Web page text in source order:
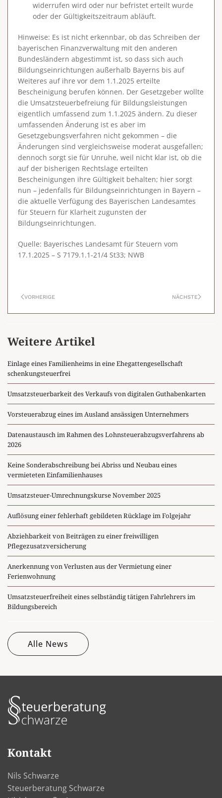
widerrufen wird oder nur befristet erteilt wurde
oder der Gültigkeitszeitraum abläuft.
Hinweise: Es ist nicht erkennbar, ob das Schreiben der
bayerischen Finanzverwaltung mit den anderen
Bundesländern abgestimmt ist, so dass sich auch
Bildungseinrichtungen außerhalb Bayerns bis auf
Weiteres auf ihre vor dem 1.1.2025 erteilte
Bescheinigung berufen können. Der Gesetzgeber wollte
die Umsatzsteuerbefreiung für Bildungsleistungen
eigentlich umfassend zum 1.1.2025 ändern. Zu dieser
umfassenden Änderung ist es aber im
Gesetzgebungsverfahren nicht gekommen – die
Änderungen sind vergleichsweise moderat ausgefallen;
dennoch sorgt sie für Unruhe, weil nicht klar ist, ob die
auf der bisherigen Rechtslage erteilten
Bescheinigungen ihre Gültigkeit behalten; hier sorgt
nun – jedenfalls für Bildungseinrichtungen in Bayern –
die aktuelle Verfügung des Bayerischen Landesamtes
für Steuern für Klarheit zugunsten der
Bildungseinrichtungen.
Quelle: Bayerisches Landesamt für Steuern vom
17.1.2025 – S 7179.1.1-21/4 St33; NWB
VORHERIGE NÄCHSTE
Weitere Artikel
Einlage eines Familienheims in eine Ehegattengesellschaft
schenkungsteuerfrei
Umsatzsteuerbarkeit des Verkaufs von digitalen Guthabenkarten
Vorsteuerabzug eines im Ausland ansässigen Unternehmers
Datenaustausch im Rahmen des Lohnsteuerabzugsverfahrens ab
2026
Keine Sonderabschreibung bei Abriss und Neubau eines
vermieteten Einfamilienhauses
Umsatzsteuer-Umrechnungskurse November 2025
Auflösung einer fehlerhaft gebildeten Rücklage im Folgejahr
Abziehbarkeit von Beiträgen zu einer freiwilligen
Pflegezusatzversicherung
Anerkennung von Verlusten aus der Vermietung einer
Ferienwohnung
Umsatzsteuerfreiheit eines selbständig tätigen Fahrlehrers im
Bildungsbereich
Alle News
Kontakt
Nils Schwarze
Steuerberatung Schwarze